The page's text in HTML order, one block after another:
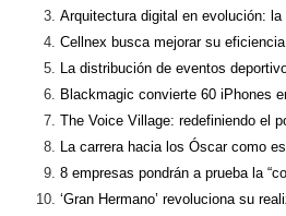
Arquitectura digital en evolución:
Cellnex busca mejorar su
La distribución de eventos
Blackmagic convierte 60 iPhones
The Voice Village: redefiniendo el
La carrera hacia los Óscar como
8 empresas pondrán a prueba la
‘Gran Hermano’ revoluciona su